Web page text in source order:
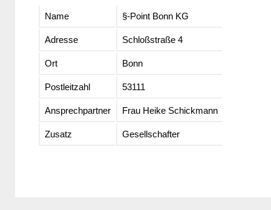
Name §-Point Bonn KG
Adresse Schloßstraße 4
Ort Bonn
Postleitzahl 53111
Ansprechpartner Frau Heike Schickmann
Zusatz Gesellschafter